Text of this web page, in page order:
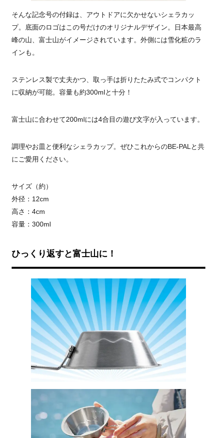
そんな記念号の付録は、アウトドアに欠かせないシェラカッ
プ。底面のロゴはこの号だけのオリジナルデザイン。日本最高
峰の山、富士山がイメージされています。外側には雪化粧のラ
インも。
ステンレス製で丈夫かつ、取っ手は折りたたみ式でコンパクト
に収納が可能。容量も約300mlと十分！
富士山に合わせて200mlには4合目の遊び文字が入っています。
調理やお皿と便利なシェラカップ。ぜひこれからのBE-PALと共
にご愛用ください。
サイズ（約）
外径：12cm
高さ：4cm
容量：300ml
ひっくり返すと富士山に！